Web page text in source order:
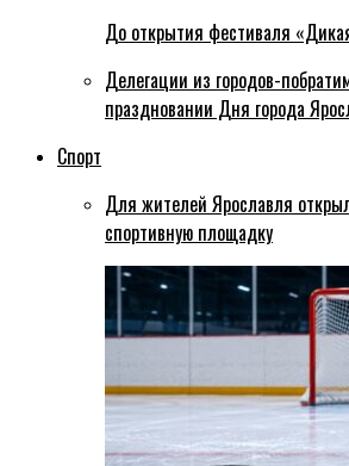
До открытия фестиваля
Делегации из городов-
праздновании Дня города
Спорт
Для жителей Ярославля
спортивную площадку